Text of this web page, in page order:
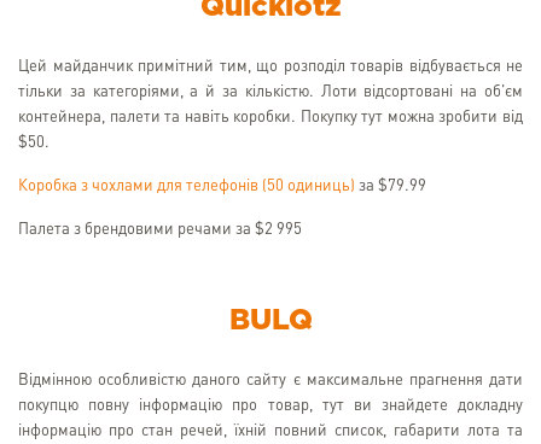
Quicklotz
Цей майданчик примітний тим, що розподіл товарів відбувається не
тільки за категоріями, а й за кількістю. Лоти відсортовані на об'єм
контейнера, палети та навіть коробки. Покупку тут можна зробити від
$50.
Коробка з чохлами для телефонів (50 одиниць) за $79.99
Палета з брендовими речами за $2 995
BULQ
Відмінною особливістю даного сайту є максимальне прагнення дати
покупцю повну інформацію про товар, тут ви знайдете докладну
інформацію про стан речей, їхній повний список, габарити лота та